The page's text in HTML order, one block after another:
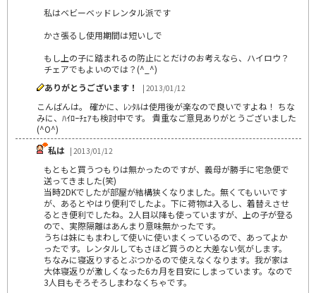
私はベビーベッドレンタル派です
かさ張るし使用期間は短いしで
もし上の子に踏まれるの防止にとだけのお考えなら、ハイロウ？
チェアでもよいのでは？(^_^)
ありがとうございます！
| 2013/01/12
こんばんは。 確かに、ﾚﾝﾀﾙは使用後が楽なので良いですよね！ ちな
みに、ﾊｲﾛｰﾁｪｱも検討中です。 貴重なご意見ありがとうございました
(^O^)
私は | 2013/01/12
もともと買うつもりは無かったのですが、義母が勝手に宅急便で
送ってきました(笑)
当時2DKでしたが部屋が結構狭くなりました。無くてもいいです
が、あるとやはり便利でしたよ。下に荷物は入るし、着替えさせ
るとき便利でしたね。2人目以降も使っていますが、上の子が登る
ので、実際隔離はあんまり意味無かったです。
うちは妹にもまわして使いに使いまくっているので、あってよか
ったです。レンタルしてもさほど買うのと大差ない気がします。
ちなみに寝返りするとぶつかるので使えなくなります。我が家は
大体寝返りが激しくなった6カ月を目安にしまっています。なので
3人目もそろそろしまわなくちゃです。